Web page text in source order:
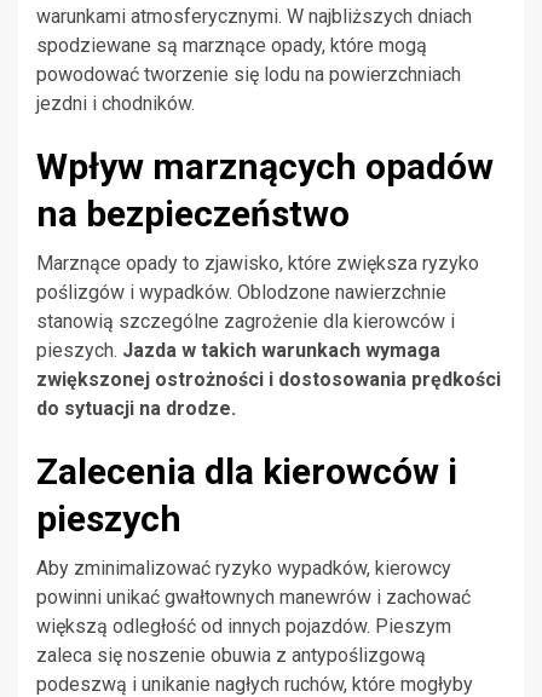
warunkami atmosferycznymi. W najbliższych dniach
spodziewane są marznące opady, które mogą
powodować tworzenie się lodu na powierzchniach
jezdni i chodników.
Wpływ marznących opadów
na bezpieczeństwo
Marznące opady to zjawisko, które zwiększa ryzyko
poślizgów i wypadków. Oblodzone nawierzchnie
stanowią szczególne zagrożenie dla kierowców i
pieszych. Jazda w takich warunkach wymaga
zwiększonej ostrożności i dostosowania prędkości
do sytuacji na drodze.
Zalecenia dla kierowców i
pieszych
Aby zminimalizować ryzyko wypadków, kierowcy
powinni unikać gwałtownych manewrów i zachować
większą odległość od innych pojazdów. Pieszym
zaleca się noszenie obuwia z antypoślizgową
podeszwą i unikanie nagłych ruchów, które mogłyby